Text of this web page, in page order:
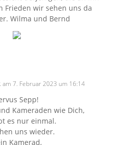
Frieden wir sehen uns da
Wilma und Bernd
am 7. Februar 2023 um 16:14
Sepp!
Kameraden wie Dich,
es nur einmal.
uns wieder.
Kamerad,